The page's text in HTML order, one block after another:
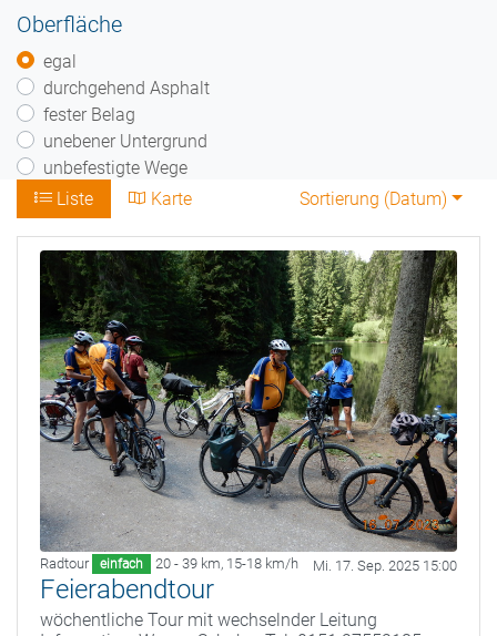
Oberfläche
egal
durchgehend Asphalt
fester Belag
unebener Untergrund
unbefestigte Wege
Liste
Karte Sortierung (Datum)
Radtour einfach 20 - 39 km, 15-18 km/h Mi. 17. Sep. 2025 15:00
Feierabendtour
wöchentliche Tour mit wechselnder Leitung